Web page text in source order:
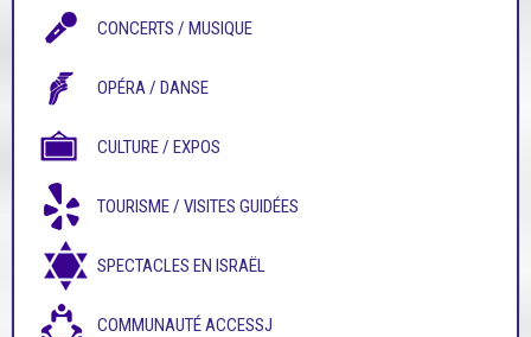
CONCERTS / MUSIQUE
OPÉRA / DANSE
CULTURE / EXPOS
TOURISME / VISITES GUIDÉES
SPECTACLES EN ISRAËL
COMMUNAUTÉ ACCESSJ